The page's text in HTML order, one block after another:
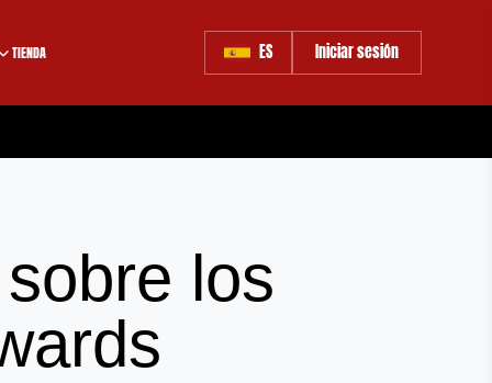
TIENDA ES Iniciar sesión
los